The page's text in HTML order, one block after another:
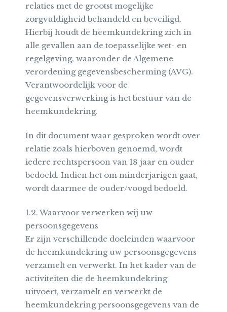
relaties met de grootst mogelijke
zorgvuldigheid behandeld en beveiligd.
Hierbij houdt de heemkundekring zich in
alle gevallen aan de toepasselijke wet- en
regelgeving, waaronder de Algemene
verordening gegevensbescherming (AVG).
Verantwoordelijk voor de
gegevensverwerking is het bestuur van de
heemkundekring.
In dit document waar gesproken wordt over
relatie zoals hierboven genoemd, wordt
iedere rechtspersoon van 18 jaar en ouder
bedoeld. Indien het om minderjarigen gaat,
wordt daarmee de ouder/voogd bedoeld.
1.2. Waarvoor verwerken wij uw
persoonsgegevens
Er zijn verschillende doeleinden waarvoor
de heemkundekring uw persoonsgegevens
verzamelt en verwerkt. In het kader van de
activiteiten die de heemkundekring
uitvoert, verzamelt en verwerkt de
heemkundekring persoonsgegevens van de